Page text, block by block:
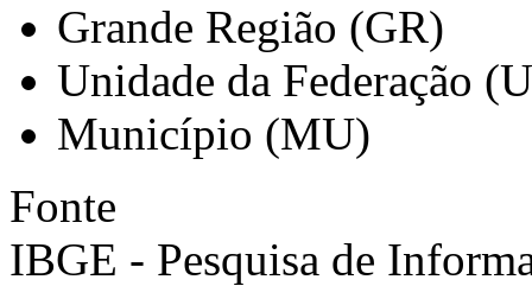
Grande Região (GR)
Unidade da Federação
Município (MU)
Fonte
IBGE - Pesquisa de